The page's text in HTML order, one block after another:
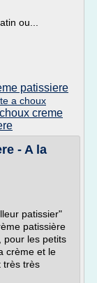
ou...
patissiere
a choux
creme
- A la
patissier"
patissière
pour les petits
crème et le
très très